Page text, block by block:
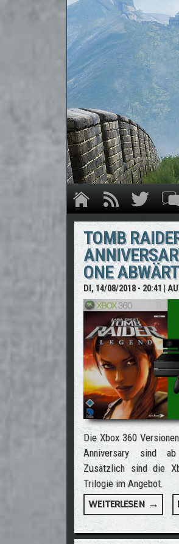
TOMB
ONE
DI, 14/08/2018 - 20:41 |
Die Xbox 360
Anniversary sind ab
Zusätzlich sind die
Trilogie im Angebot.
WEITERLESEN →